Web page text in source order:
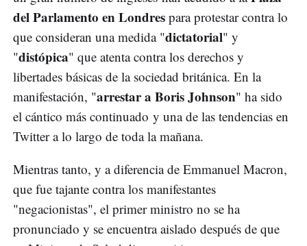
del Parlamento en Londres para protestar contra lo
que consideran una medida "dictatorial" y
"distópica" que atenta contra los derechos y
libertades básicas de la sociedad británica. En la
manifestación, "arrestar a Boris Johnson" ha sido
el cántico más continuado y una de las tendencias en
Twitter a lo largo de toda la mañana.
Mientras tanto, y a diferencia de Emmanuel Macron,
que fue tajante contra los manifestantes
"negacionistas", el primer ministro no se ha
pronunciado y se encuentra aislado después de que